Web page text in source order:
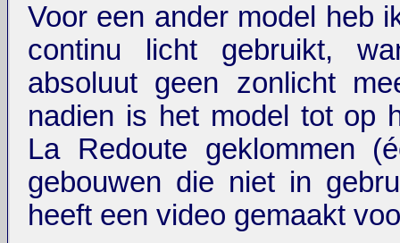
Voor een ander model heb
continu licht gebruikt,
absoluut geen zonlicht
nadien is het model tot op
La Redoute geklommen
gebouwen die niet in
heeft een video gemaakt